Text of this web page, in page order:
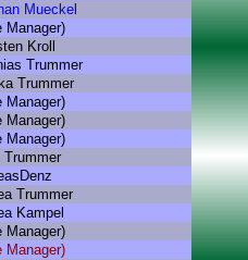
Mueckel
Manager)
Kroll
Trummer
Trummer
Manager)
Manager)
Manager)
Trummer
Trummer
Kampel
Manager)
Manager)